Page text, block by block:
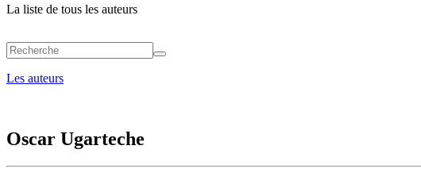
La liste de tous les auteurs
Les auteurs
Oscar Ugarteche